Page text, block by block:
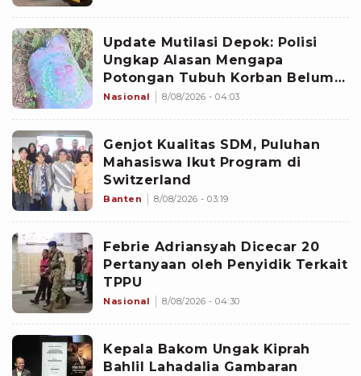
Update Mutilasi Depok: Polisi
Ungkap Alasan Mengapa
Potongan Tubuh Korban Belum
Juga Ditemukan
Nasional 8/08/2026 - 04:03
Genjot Kualitas SDM, Puluhan
Mahasiswa Ikut Program di
Switzerland
Banten 8/08/2026 - 03:19
Febrie Adriansyah Dicecar 20
Pertanyaan oleh Penyidik Terkait
TPPU
Nasional 8/08/2026 - 04:30
Kepala Bakom Ungak Kiprah
Bahlil Lahadalia Gambaran